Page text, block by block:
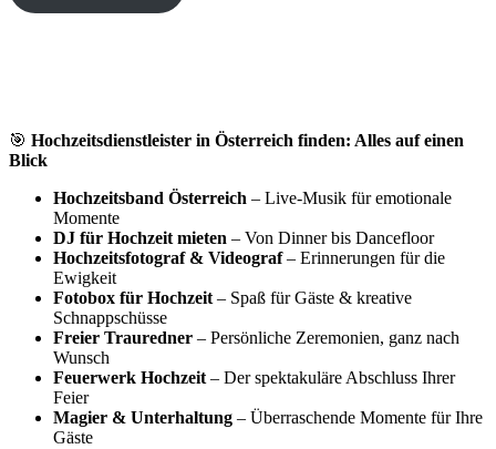
🎯 Hochzeitsdienstleister in Österreich finden: Alles auf einen
Blick
Hochzeitsband Österreich – Live-Musik für emotionale
Momente
DJ für Hochzeit mieten – Von Dinner bis Dancefloor
Hochzeitsfotograf & Videograf– Erinnerungen für die
Ewigkeit
Fotobox für Hochzeit – Spaß für Gäste & kreative
Schnappschüsse
Freier Trauredner – Persönliche Zeremonien, ganz nach
Wunsch
Feuerwerk Hochzeit – Der spektakuläre Abschluss Ihrer
Feier
Magier & Unterhaltung – Überraschende Momente für Ihre
Gäste